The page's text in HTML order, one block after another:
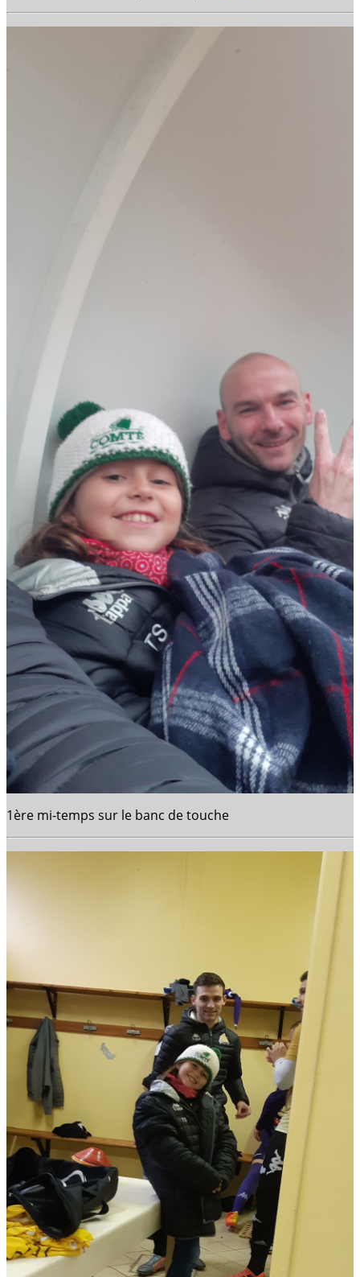
1ère mi-temps sur le banc de touche